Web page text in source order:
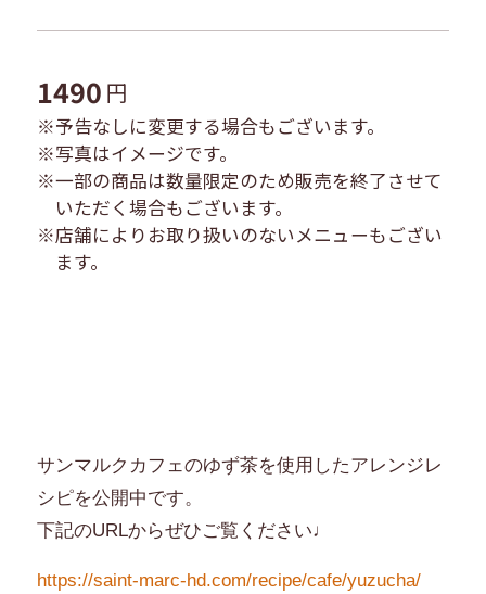
1490 円
※予告なしに変更する場合もございます。
※写真はイメージです。
※一部の商品は数量限定のため販売を終了させて
いただく場合もございます。
※店舗によりお取り扱いのないメニューもござい
ます。
サンマルクカフェのゆず茶を使用したアレンジレ
シピを公開中です。
下記のURLからぜひご覧ください♩
https://saint-marc-hd.com/recipe/cafe/yuzucha/